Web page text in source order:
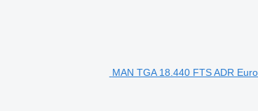
MAN TGA 18.440 FTS ADR